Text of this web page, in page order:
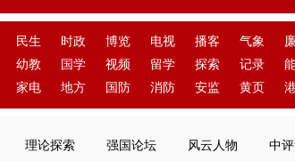
民生 时政 博览 电视 播客 气象
幼教 国学 视频 留学 探索 记录
家电 地方 国防 消防 安监 黄页
理论探索 强国论坛 风云人物 中